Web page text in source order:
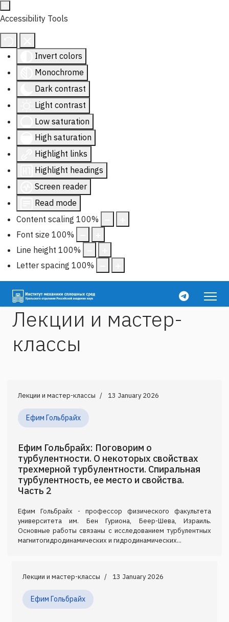
Accessibility Tools
Invert colors
Monochrome
Dark contrast
Light contrast
Low saturation
High saturation
Highlight links
Highlight headings
Screen reader
Read mode
Content scaling 100%
Font size 100%
Line height 100%
Letter spacing 100%
Лекции и мастер-
классы
Лекции и мастер-классы 13 January 2026
Ефим Гольбрайх
Ефим Гольбрайх: Поговорим о
турбулентности. О некоторых свойствах
трехмерной турбулентности. Спиральная
турбулентность, ее место и свойства.
Часть 2
Ефим Гольбрайх - профессор физического факультета
университета им. Бен Гуриона, Беер-Шева, Израиль.
Основные работы связаны с исследованием турбулентных
магнитогидродинамических и гидродинамических...
Лекции и мастер-классы 13 January 2026
Ефим Гольбрайх